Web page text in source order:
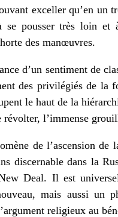
exceller qu’en un
se pousser très loin et
des manœuvres.
d’un sentiment de
des privilégiés de la
le haut de la
révolter, l’immense
de l’ascension de
discernable dans la
Deal. Il est
mais aussi un
religieux au